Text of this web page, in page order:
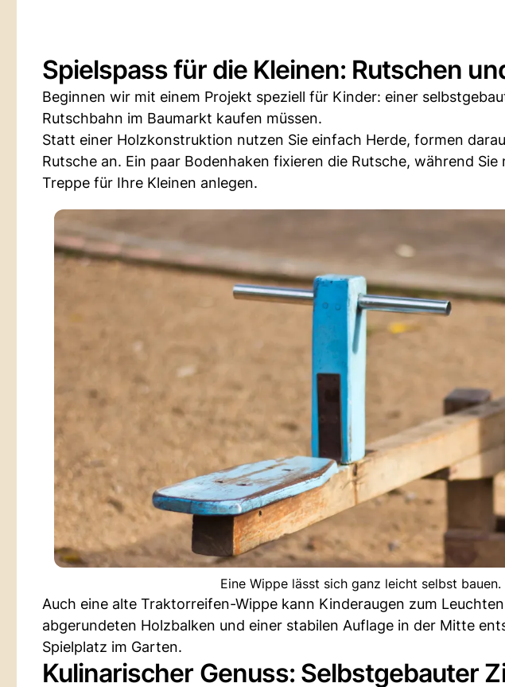
Spielspass für die Kleinen: Rutschen
Beginnen wir mit einem Projekt speziell für Kinder: einer
Rutschbahn im Baumarkt kaufen müssen.
Statt einer Holzkonstruktion nutzen Sie einfach Herde, formen
Rutsche an. Ein paar Bodenhaken fixieren die Rutsche, während
Treppe für Ihre Kleinen anlegen.
Eine Wippe lässt sich ganz leicht selbst
Auch eine alte Traktorreifen-Wippe kann Kinderaugen zum
abgerundeten Holzbalken und einer stabilen Auflage in der Mitte
Spielplatz im Garten.
Kulinarischer Genuss: Selbstgebauter